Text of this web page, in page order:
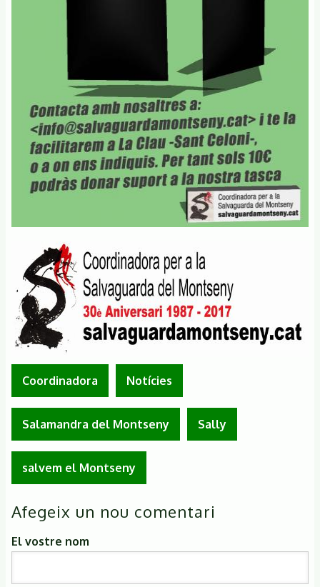
Coordinadora Notícies
Salamandra del Montseny Sally
salvem el Montseny
Afegeix un nou comentari
El vostre nom